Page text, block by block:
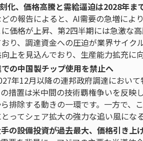
化、価格高騰と需給逼迫は2028年ま
の報告によると、AI需要の急増によ
価格が上昇、第2四半期には急激な
り、調達資金への圧迫が業界サイ
上を見込んでおり、生産能力拡充に
の中国製チップ使用を禁止へ
年12月以降の連邦政府調達におい
措置は米中間の技術覇権争いを反
排除する動きの一環です。一方で
ってシェア拡大の強力な追い風にな
の設備投資が過去最大、価格引き上